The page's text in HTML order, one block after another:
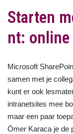
Starten
nt: online
Microsoft
samen met je
kunt er ook
intranetsites mee
maar een paar
Ömer Karaca je de